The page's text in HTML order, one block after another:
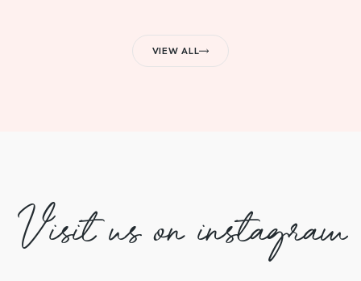
VIEW ALL
Visit us on instagram